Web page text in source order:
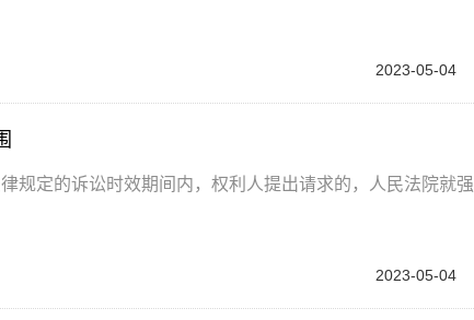
2023-05-04
规定的诉讼时效期间内，权利人提出请求的，人民法院就强
2023-05-04